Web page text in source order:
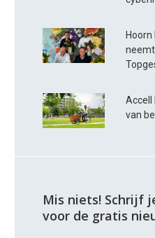
Accell
van
Mis niets! Schrijf
voor de gratis